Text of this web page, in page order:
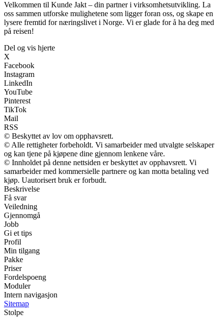
Velkommen til Kunde Jakt – din partner i virksomhetsutvikling. La
oss sammen utforske mulighetene som ligger foran oss, og skape en
lysere fremtid for næringslivet i Norge. Vi er glade for å ha deg med
på reisen!
Del og vis hjerte
X
Facebook
Instagram
LinkedIn
YouTube
Pinterest
TikTok
Mail
RSS
© Beskyttet av lov om opphavsrett.
© Alle rettigheter forbeholdt. Vi samarbeider med utvalgte selskaper
og kan tjene på kjøpene dine gjennom lenkene våre.
© Innholdet på denne nettsiden er beskyttet av opphavsrett. Vi
samarbeider med kommersielle partnere og kan motta betaling ved
kjøp. Uautorisert bruk er forbudt.
Beskrivelse
Få svar
Veiledning
Gjennomgå
Jobb
Gi et tips
Profil
Min tilgang
Pakke
Priser
Fordelspoeng
Moduler
Intern navigasjon
Sitemap
Stolpe